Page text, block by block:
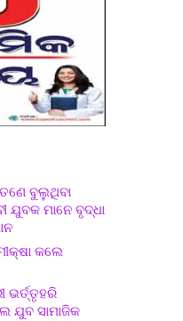
ବୁଲୁଥିବା
ଯୁବକ ମାନେ ବୃଦ୍ଧା
କଲେ
ଭର୍ତ୍ତୃହରି
ଯୁବ ସାମାଜିକ